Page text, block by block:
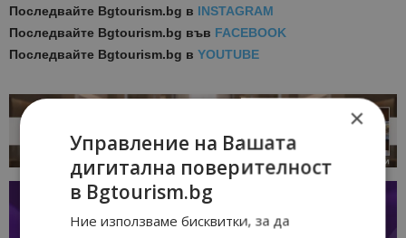
Последвайте Bgtourism.bg в INSTAGRAM
Последвайте Bgtourism.bg във FACEBOOK
Последвайте Bgtourism.bg в YOUTUBE
×
Управление на Вашата
дигитална поверителност
в Bgtourism.bg
Ние използваме бисквитки, за да